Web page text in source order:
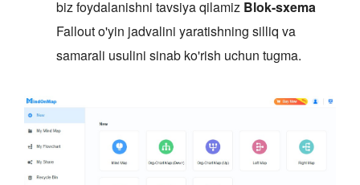
biz foydalanishni tavsiya qilamiz Blok-sxema
Fallout o'yin jadvalini yaratishning silliq va
samarali usulini sinab ko'rish uchun tugma.